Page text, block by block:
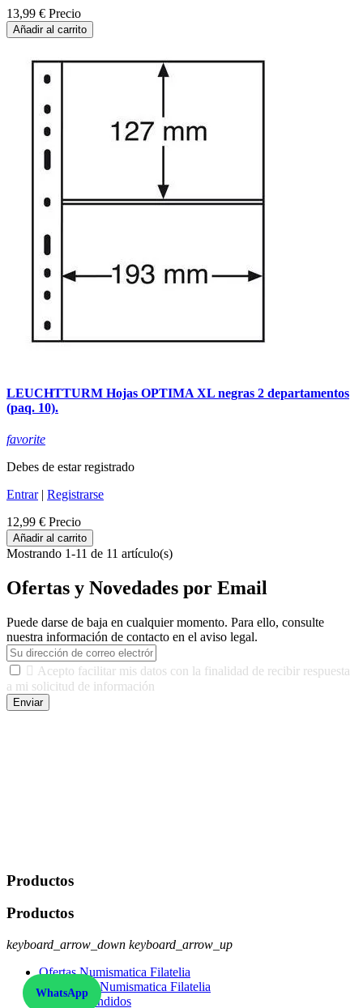
13,99 € Precio
Añadir al carrito
LEUCHTTURM Hojas OPTIMA XL negras 2 departamentos
(paq. 10).
favorite
Debes de estar registrado
Entrar| Registrarse
12,99 € Precio
Añadir al carrito
Mostrando 1-11 de 11 artículo(s)
Ofertas y Novedades por Email
Puede darse de baja en cualquier momento. Para ello, consulte
nuestra información de contacto en el aviso legal.
 Acepto facilitar mis datos con la finalidad de recibir respuesta
a mi solicitud de información
Enviar
Productos
Productos
keyboard_arrow_down keyboard_arrow_up
Ofertas Numismatica Filatelia
Novedades Numismatica Filatelia
Los más vendidos
WhatsApp